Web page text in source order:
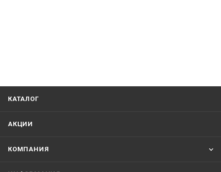
КАТАЛОГ
АКЦИИ
КОМПАНИЯ